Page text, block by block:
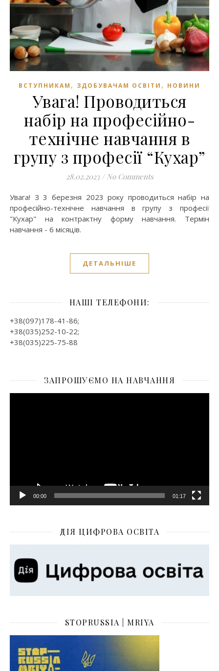
ВСТУПНИКАМ , ЗДОБУВАЧАМ ОСВІТИ , НОВИНИ
Увага! Проводиться
набір на професійно-
технічне навчання в
групу з професії “Кухар”
28.02.2023 / No Comments
Увага! З 3 березня 2023 року проводиться набір на
професійно-технічне навчання в групу з професії
"Кухар" на контрактну форму навчання. Термін
навчання - 6 місяців.
ДЕТАЛЬНІШЕ
НАШІ ТЕЛЕФОНИ:
+38(097)178-41-86;
+38(035)252-10-22;
+38(035)225-75-88
ЗАПРОШУЄМО НА НАВЧАННЯ
Відеопрогравач
00:00 01:17
ДІЯ ЦИФРОВА ОСВІТА
STOPRUSSIA | MRIYA